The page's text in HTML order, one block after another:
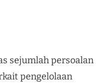
sejumlah persoalan
pengelolaan